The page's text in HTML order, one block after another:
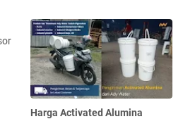
Harga Activated Alumina